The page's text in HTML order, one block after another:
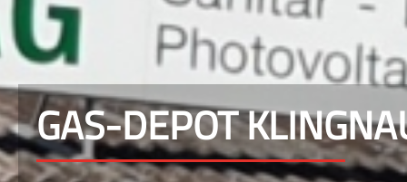
GAS-DEPOT